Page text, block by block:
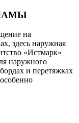
на
здесь наружная
«Истмарк»
наружного
и перетяжках